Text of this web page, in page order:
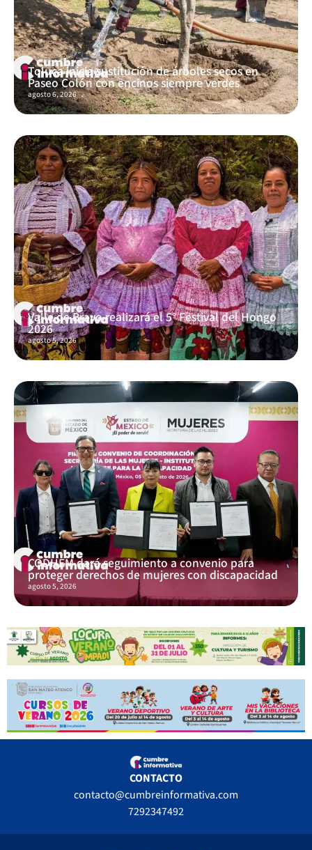
Toluca inicia sustitución de árboles secos en
Paseo Colón con encinos siempre verdes
agosto 6, 2026
Valle de Bravo realizará el 5° Festival del Hongo
2026
agosto 5, 2026
CODHEM dará seguimiento a convenio para
proteger derechos de mujeres con discapacidad
agosto 5, 2026
CONTACTO
contacto@cumbreinformativa.com
7292347492